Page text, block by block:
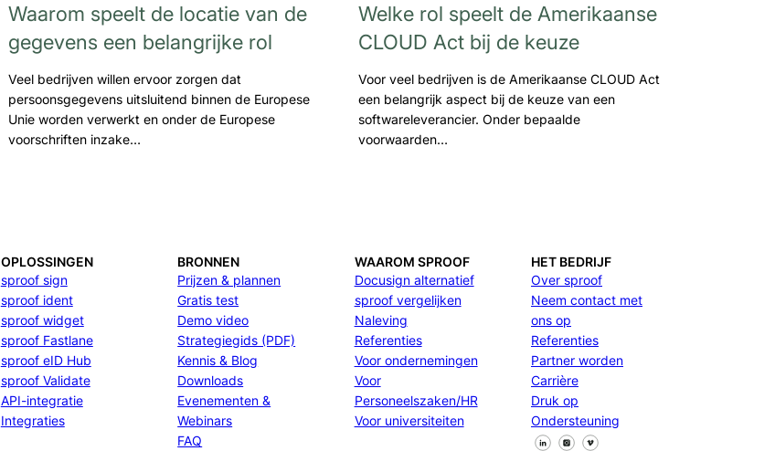
Waarom speelt de locatie van de
gegevens een belangrijke rol
Veel bedrijven willen ervoor zorgen dat
persoonsgegevens uitsluitend binnen de Europese
Unie worden verwerkt en onder de Europese
voorschriften inzake…
Welke rol speelt de Amerikaanse
CLOUD Act bij de keuze
Voor veel bedrijven is de Amerikaanse CLOUD Act
een belangrijk aspect bij de keuze van een
softwareleverancier. Onder bepaalde
voorwaarden…
OPLOSSINGEN
sproof sign
sproof ident
sproof widget
sproof Fastlane
sproof eID Hub
sproof Validate
API-integratie
Integraties
BRONNEN
Prijzen & plannen
Gratis test
Demo video
Strategiegids (PDF)
Kennis & Blog
Downloads
Evenementen &
Webinars
FAQ
WAAROM SPROOF
Docusign alternatief
sproof vergelijken
Naleving
Referenties
Voor ondernemingen
Voor
Personeelszaken/HR
Voor universiteiten
HET BEDRIJF
Over sproof
Neem contact met
ons op
Referenties
Partner worden
Carrière
Druk op
Ondersteuning
Volg ons op Facebook
Volg ons op X
Volg ons op LinkedIn